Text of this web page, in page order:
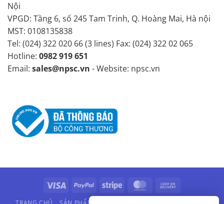
Nội
VPGD: Tầng 6, số 245 Tam Trinh, Q. Hoàng Mai, Hà nội
MST: 0108135838
Tel: (024) 322 020 66 (3 lines) Fax: (024) 322 02 065
Hotline: 0982 919 651
Email: sales@npsc.vn - Website: npsc.vn
Visa PayPal Stripe MasterCard
On